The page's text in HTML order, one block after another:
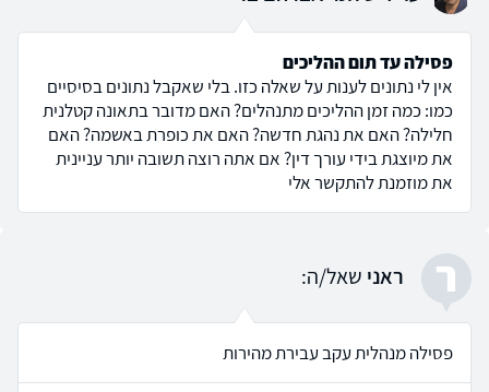
פסילה עד תום ההליכים
אין לי נתונים לענות על שאלה כזו. בלי שאקבל נתונים בסיסיים
כמו: כמה זמן ההליכים מתנהלים? האם מדובר בתאונה קטלנית
חלילה? האם את נהגת חדשה? האם את כופרת באשמה? האם
את מיוצגת בידי עורך דין? אם אתה רוצה תשובה יותר עניינית
את מוזמנת להתקשר אלי
ר ראני שאל/ה:
פסילה מנהלית עקב עבירת מהירות